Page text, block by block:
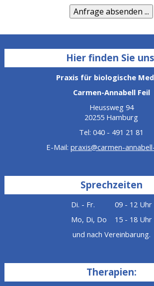
Hier finden Sie
Praxis für biologische
Carmen-Annabell Feil
Heussweg 94
20255 Hamburg
Tel: 040 - 491 21 81
E-Mail: praxis@carmen-
Sprechzeiten
Di. - Fr. 09 - 12 Uhr
Mo, Di, Do 15 - 18 Uhr
und nach Vereinbarung.
Therapien: